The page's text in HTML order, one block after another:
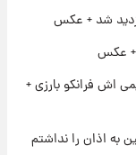
در تولید سایپا؛
+ عکس
اش فرانکو بارزی +
اذان را نداشتم